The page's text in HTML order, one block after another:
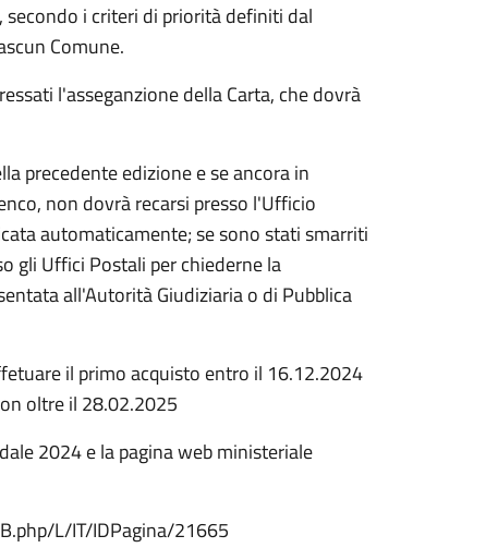
i criteri di priorità definiti dal
Comune.
l'asseganzione della Carta, che dovrà
precedente edizione e se ancora in
non dovrà recarsi presso l'Ufficio
automaticamente; se sono stati smarriti
gli Uffici Postali per chiederne la
all'Autorità Giudiziaria o di Pubblica
il primo acquisto entro il 16.12.2024
oltre il 28.02.2025
2024 e la pagina web ministeriale
L/IT/IDPagina/21665